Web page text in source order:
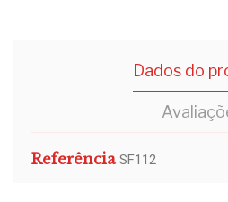
Dados do
Referência SF112